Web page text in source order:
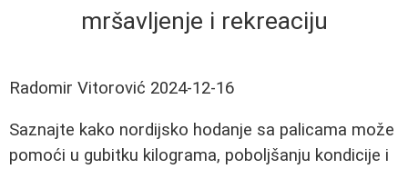
mršavljenje i rekreaciju
Radomir Vitorović 2024-12-16
Saznajte kako nordijsko hodanje sa palicama može
pomoći u gubitku kilograma, poboljšanju kondicije i